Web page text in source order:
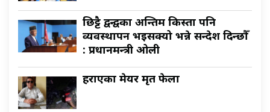
छिट्टै द्वन्द्वका अन्तिम किस्ता पनि
व्यवस्थापन भइसक्यो भन्ने सन्देश दिन्छौँ
: प्रधानमन्त्री ओली
हराएका मेयर मृत फेला